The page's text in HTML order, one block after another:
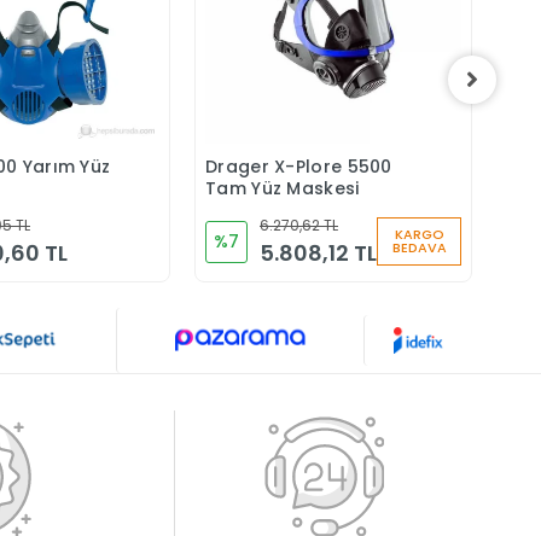
Ekle
Yarım Yüz
TL
TL
Sepete Ekle
Drager X-Plore 5500
Tam Yüz Maskesi
%7
6.270,62 TL
5.808,12 TL
KARGO
BEDAVA